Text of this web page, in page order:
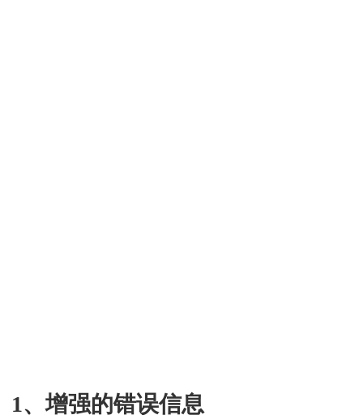
1、增强的错误信息